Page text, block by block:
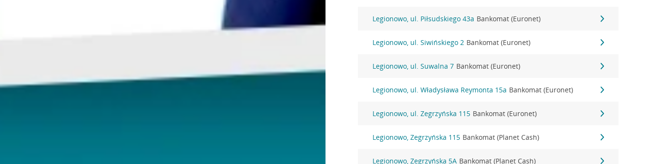
Legionowo, ul. Piłsudskiego 43a Bankomat (Euronet)
Legionowo, ul. Siwińskiego 2 Bankomat (Euronet)
Legionowo, ul. Suwalna 7 Bankomat (Euronet)
Legionowo, ul. Władysława Reymonta 15a Bankomat (Euronet)
Legionowo, ul. Zegrzyńska 115 Bankomat (Euronet)
Legionowo, Zegrzyńska 115 Bankomat (Planet Cash)
Legionowo, Zegrzyńska 5A Bankomat (Planet Cash)